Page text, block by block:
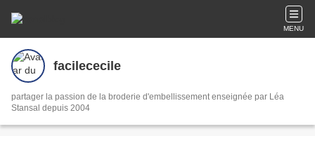
MENU
facilececile
partager la passion de la broderie d'embellissement enseignée par Léa
Stansal depuis 2004